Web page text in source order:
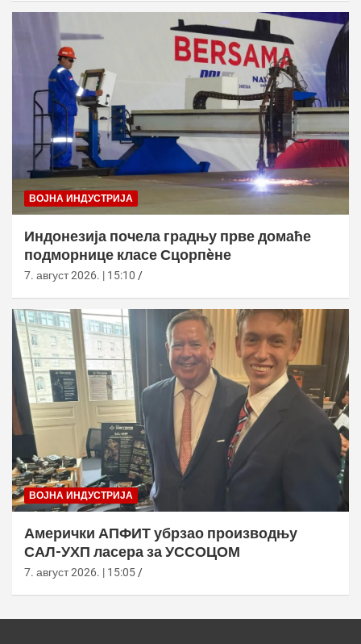
ВОЈНА ИНДУСТРИЈА
Индонезија почела градњу прве домаће
подморнице класе Сцорпèне
7. август 2026. | 15:10
ВОЈНА ИНДУСТРИЈА
Амерички АПФИТ убрзао производњу
САЛ-УХП ласера за УССОЦОМ
7. август 2026. | 15:05